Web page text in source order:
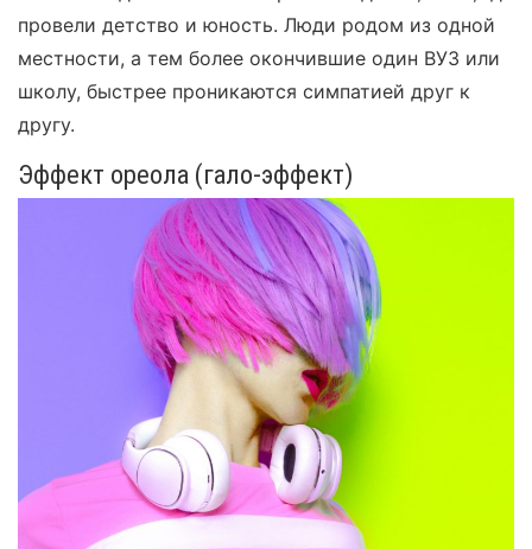
провели детство и юность. Люди родом из одной
местности, а тем более окончившие один ВУЗ или
школу, быстрее проникаются симпатией друг к
другу.
Эффект ореола (гало-эффект)